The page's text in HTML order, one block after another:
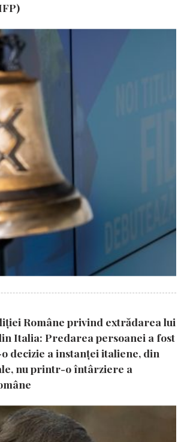
Române privind extrădarea lui
Italia: Predarea persoanei a fost
decizie a instanţei italiene, din
nu printr-o întârziere a